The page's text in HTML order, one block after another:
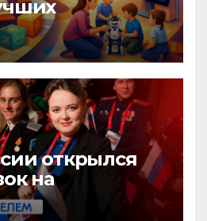
практик
открылся
на
премию